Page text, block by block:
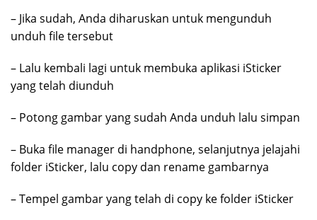
– Jika sudah, Anda diharuskan untuk mengunduh
unduh file tersebut
– Lalu kembali lagi untuk membuka aplikasi iSticker
yang telah diunduh
– Potong gambar yang sudah Anda unduh lalu simpan
– Buka file manager di handphone, selanjutnya jelajahi
folder iSticker, lalu copy dan rename gambarnya
– Tempel gambar yang telah di copy ke folder iSticker